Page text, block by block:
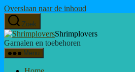
Overslaan naar de inhoud
Zoek
Shrimplovers
Garnalen en toebehoren
Menu